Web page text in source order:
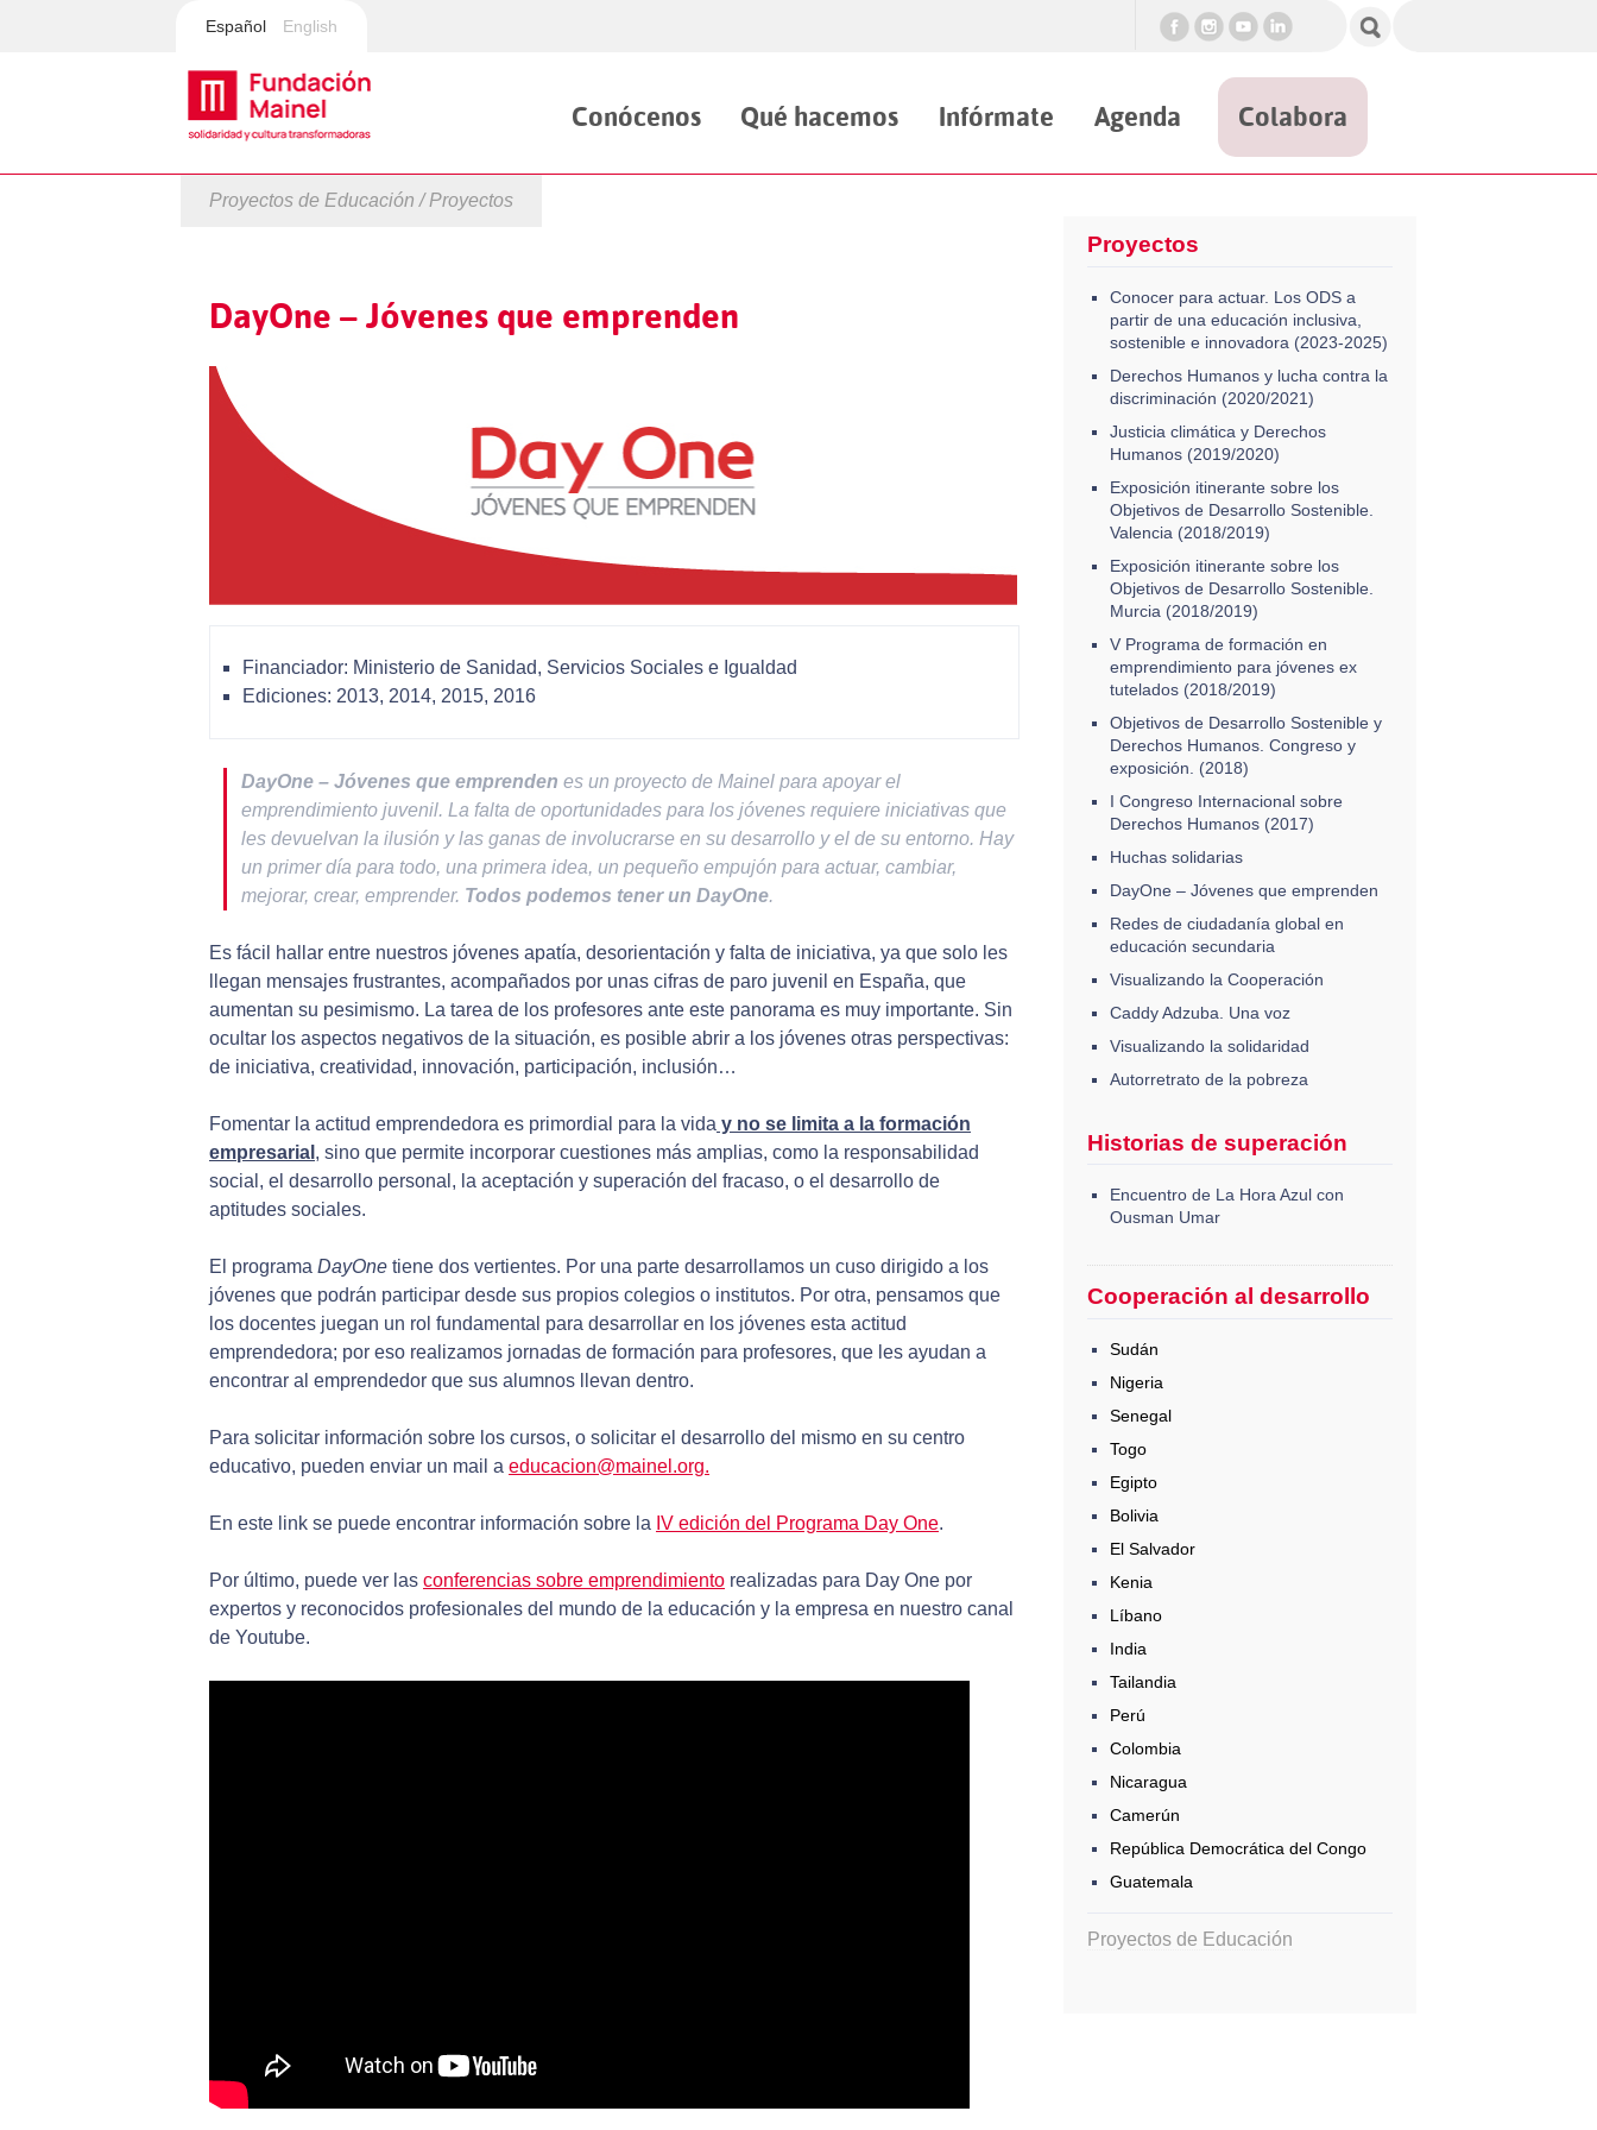
Español English
Conócenos Qué hacemos Infórmate Agenda Colabora
Proyectos de Educación / Proyectos
DayOne – Jóvenes que emprenden
Financiador: Ministerio de Sanidad, Servicios Sociales e Igualdad
Ediciones: 2013, 2014, 2015, 2016
DayOne – Jóvenes que emprenden es un proyecto de Mainel para apoyar el
emprendimiento juvenil. La falta de oportunidades para los jóvenes requiere iniciativas que
les devuelvan la ilusión y las ganas de involucrarse en su desarrollo y el de su entorno. Hay
un primer día para todo, una primera idea, un pequeño empujón para actuar, cambiar,
mejorar, crear, emprender. Todos podemos tener un DayOne.
Es fácil hallar entre nuestros jóvenes apatía, desorientación y falta de iniciativa, ya que solo les
llegan mensajes frustrantes, acompañados por unas cifras de paro juvenil en España, que
aumentan su pesimismo. La tarea de los profesores ante este panorama es muy importante. Sin
ocultar los aspectos negativos de la situación, es posible abrir a los jóvenes otras perspectivas:
de iniciativa, creatividad, innovación, participación, inclusión…
Fomentar la actitud emprendedora es primordial para la vida y no se limita a la formación
empresarial , sino que permite incorporar cuestiones más amplias, como la responsabilidad
social, el desarrollo personal, la aceptación y superación del fracaso, o el desarrollo de
aptitudes sociales.
El programa DayOne tiene dos vertientes. Por una parte desarrollamos un cuso dirigido a los
jóvenes que podrán participar desde sus propios colegios o institutos. Por otra, pensamos que
los docentes juegan un rol fundamental para desarrollar en los jóvenes esta actitud
emprendedora; por eso realizamos jornadas de formación para profesores, que les ayudan a
encontrar al emprendedor que sus alumnos llevan dentro.
Para solicitar información sobre los cursos, o solicitar el desarrollo del mismo en su centro
educativo, pueden enviar un mail a educacion@mainel.org.
En este link se puede encontrar información sobre la IV edición del Programa Day One.
Por último, puede ver las conferencias sobre emprendimiento realizadas para Day One por
expertos y reconocidos profesionales del mundo de la educación y la empresa en nuestro canal
de Youtube.
Proyectos
Conocer para actuar. Los ODS a
partir de una educación inclusiva,
sostenible e innovadora (2023-2025)
Derechos Humanos y lucha contra la
discriminación (2020/2021)
Justicia climática y Derechos
Humanos (2019/2020)
Exposición itinerante sobre los
Objetivos de Desarrollo Sostenible.
Valencia (2018/2019)
Exposición itinerante sobre los
Objetivos de Desarrollo Sostenible.
Murcia (2018/2019)
V Programa de formación en
emprendimiento para jóvenes ex
tutelados (2018/2019)
Objetivos de Desarrollo Sostenible y
Derechos Humanos. Congreso y
exposición. (2018)
I Congreso Internacional sobre
Derechos Humanos (2017)
Huchas solidarias
DayOne – Jóvenes que emprenden
Redes de ciudadanía global en
educación secundaria
Visualizando la Cooperación
Caddy Adzuba. Una voz
Visualizando la solidaridad
Autorretrato de la pobreza
Historias de superación
Encuentro de La Hora Azul con
Ousman Umar
Cooperación al desarrollo
Sudán
Nigeria
Senegal
Togo
Egipto
Bolivia
El Salvador
Kenia
Líbano
India
Tailandia
Perú
Colombia
Nicaragua
Camerún
República Democrática del Congo
Guatemala
Proyectos de Educación